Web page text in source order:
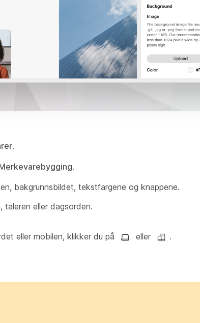
.
.
bakgrunnsbildet, tekstfargene og knappene.
taleren eller dagsorden.
eller mobilen, klikker du på eller .